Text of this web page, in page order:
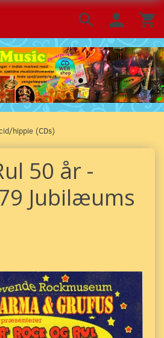
hippie (CDs)
50 år -
Jubilæums